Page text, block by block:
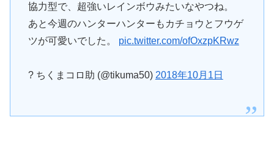
協力型で、超強いレインボウみたいなやつね。
あと今週のハンターハンターもカチョウとフウゲ
ツが可愛いでした。 pic.twitter.com/ofOxzpKRwz
? ちくまコロ助 (@tikuma50) 2018年10月1日